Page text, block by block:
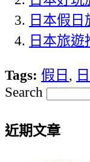
日本假
日本旅
Tags: 假日 ,
Search
近期文章